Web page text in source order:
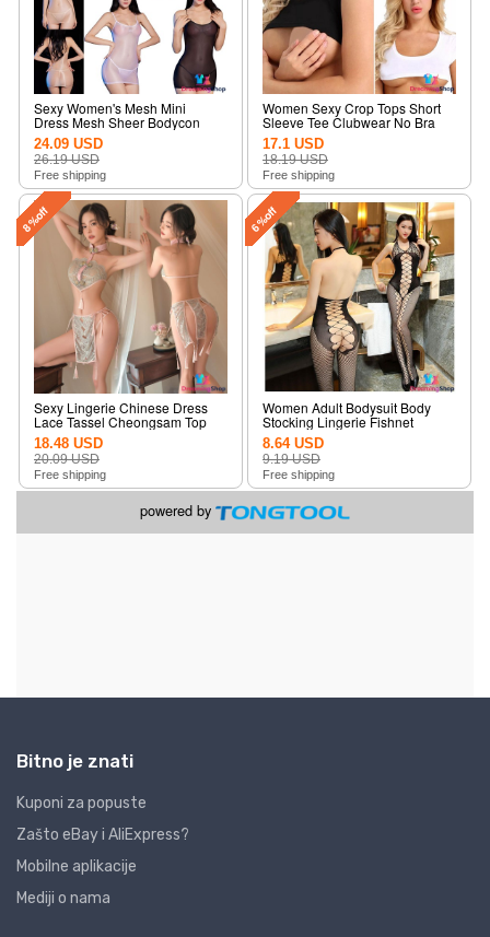
Bitno je znati
Kuponi za popuste
Zašto eBay i AliExpress?
Mobilne aplikacije
Mediji o nama